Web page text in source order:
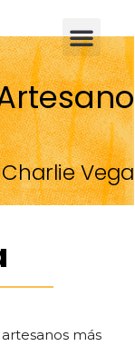
Charlie Vega
más